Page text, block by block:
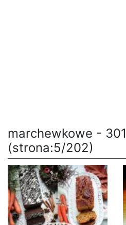
marchewkowe -
(strona:5/202)